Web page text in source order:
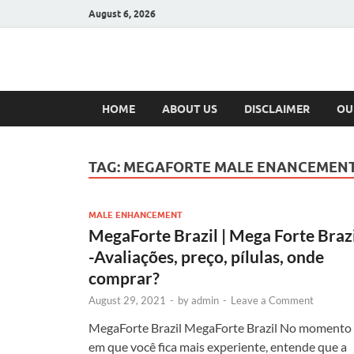
August 6, 2026
Hulk
HOME ABOUT US DISCLAIMER
TAG: MEGAFORTE MALE
MALE ENHANCEMENT
MegaForte Brazil | Mega Forte
-Avaliações, preço, pílulas, onde
comprar?
August 29, 2021 - byadmin - Leave a Comment
MegaForte Brazil MegaForte Brazil No momento
em que você fica mais experiente, entende que a